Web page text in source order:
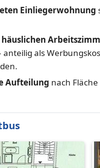
Einliegerwohnung
häuslichen
als
Aufteilung nach